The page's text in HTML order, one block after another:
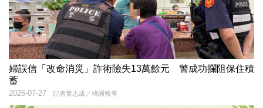
婦誤信「改命消災」詐術險失13萬餘元 警成功攔阻保住積
蓄
記者葉志成／桃園報導
2026-07-27